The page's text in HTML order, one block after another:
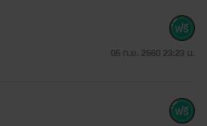
ม่คงที่คงวาแต่จะพยายามพัฒนาฝีมือ
รติดตาม ขอบคุณทุกๆ ยอดโหลด
05 ก.ย. 2560 23:23 น.